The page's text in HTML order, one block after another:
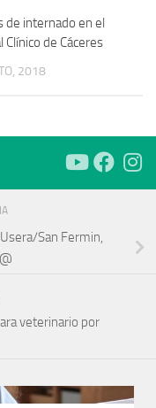
de internado en el
Clínico de Cáceres
2018
San Fermin,
veterinario por